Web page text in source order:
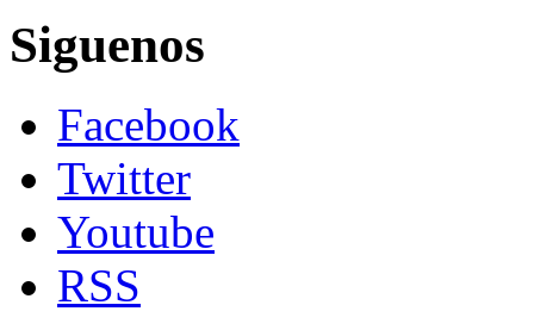
Siguenos
Facebook
Twitter
Youtube
RSS